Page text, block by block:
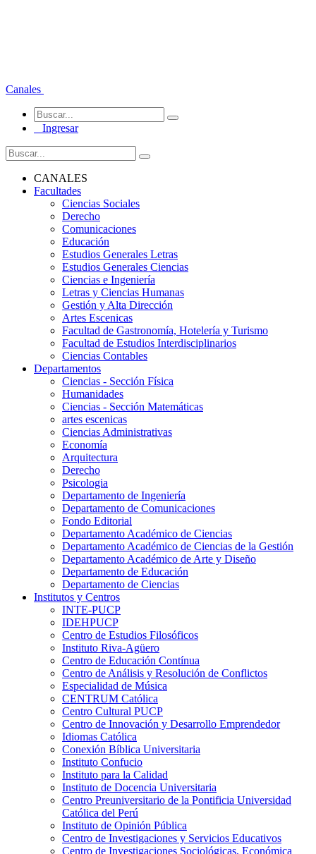
Canales
Ingresar
CANALES
Facultades
Ciencias Sociales
Derecho
Comunicaciones
Educación
Estudios Generales Letras
Estudios Generales Ciencias
Ciencias e Ingeniería
Letras y Ciencias Humanas
Gestión y Alta Dirección
Artes Escenicas
Facultad de Gastronomía, Hotelería y Turismo
Facultad de Estudios Interdisciplinarios
Ciencias Contables
Departamentos
Ciencias - Sección Física
Humanidades
Ciencias - Sección Matemáticas
artes escenicas
Ciencias Administrativas
Economía
Arquitectura
Derecho
Psicologia
Departamento de Ingeniería
Departamento de Comunicaciones
Fondo Editorial
Departamento Académico de Ciencias
Departamento Académico de Ciencias de la Gestión
Departamento Académico de Arte y Diseño
Departamento de Educación
Departamento de Ciencias
Institutos y Centros
INTE-PUCP
IDEHPUCP
Centro de Estudios Filosóficos
Instituto Riva-Agüero
Centro de Educación Contínua
Centro de Análisis y Resolución de Conflictos
Especialidad de Música
CENTRUM Católica
Centro Cultural PUCP
Centro de Innovación y Desarrollo Emprendedor
Idiomas Católica
Conexión Bíblica Universitaria
Instituto Confucio
Instituto para la Calidad
Instituto de Docencia Universitaria
Centro Preuniversitario de la Pontificia Universidad
Católica del Perú
Instituto de Opinión Pública
Centro de Investigaciones y Servicios Educativos
Centro de Investigaciones Sociológicas, Económica